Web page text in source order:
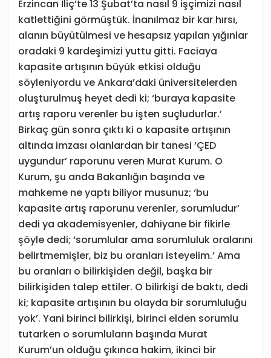
Erzincan İliç’te 13 Şubat’ta nasıl 9 işçimizi nasıl
katlettiğini görmüştük. İnanılmaz bir kar hırsı,
alanın büyütülmesi ve hesapsız yapılan yığınlar
oradaki 9 kardeşimizi yuttu gitti. Faciaya
kapasite artışının büyük etkisi olduğu
söyleniyordu ve Ankara’daki üniversitelerden
oluşturulmuş heyet dedi ki; ‘buraya kapasite
artış raporu verenler bu işten suçludurlar.’
Birkaç gün sonra çıktı ki o kapasite artışının
altında imzası olanlardan bir tanesi ‘ÇED
uygundur’ raporunu veren Murat Kurum. O
Kurum, şu anda Bakanlığın başında ve
mahkeme ne yaptı biliyor musunuz; ‘bu
kapasite artış raporunu verenler, sorumludur’
dedi ya akademisyenler, dahiyane bir fikirle
şöyle dedi; ‘sorumlular ama sorumluluk oralarını
belirtmemişler, biz bu oranları isteyelim.’ Ama
bu oranları o bilirkişiden değil, başka bir
bilirkişiden talep ettiler. O bilirkişi de baktı, dedi
ki; kapasite artışının bu olayda bir sorumluluğu
yok’. Yani birinci bilirkişi, birinci elden sorumlu
tutarken o sorumluların başında Murat
Kurum’un olduğu çıkınca hakim, ikinci bir